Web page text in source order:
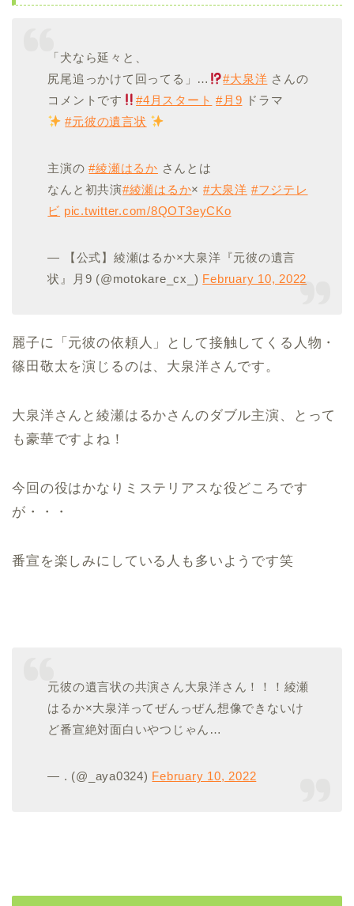
「犬なら延々と、
尻尾追っかけて回ってる」…
#大泉洋 さんの
コメントです
#4月スタート #月9 ドラマ
#元彼の遺言状
主演の#綾瀬はるか さんとは
なんと初共演#綾瀬はるか× #大泉洋 #フジテレ
ビ pic.twitter.com/8QOT3eyCKo
— 【公式】綾瀬はるか×大泉洋『元彼の遺言
状』月9 (@motokare_cx_) February 10, 2022
麗子に「元彼の依頼人」として接触してくる人物・
篠田敬太を演じるのは、大泉洋さんです。
大泉洋さんと綾瀬はるかさんのダブル主演、とって
も豪華ですよね！
今回の役はかなりミステリアスな役どころです
が・・・
番宣を楽しみにしている人も多いようです笑
元彼の遺言状の共演さん大泉洋さん！！！綾瀬
はるか×大泉洋ってぜんっぜん想像できないけ
ど番宣絶対面白いやつじゃん…
— . (@_aya0324) February 10, 2022